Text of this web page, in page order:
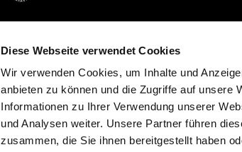
Diese Webseite verwendet Cookies
Wir verwenden Cookies, um Inhalte und
anbieten zu können und die Zugriffe auf unsere
Informationen zu Ihrer Verwendung unserer
und Analysen weiter. Unsere Partner führen
zusammen, die Sie ihnen bereitgestellt haben
verpassen?
Widerrufsbelehrung Sitemap